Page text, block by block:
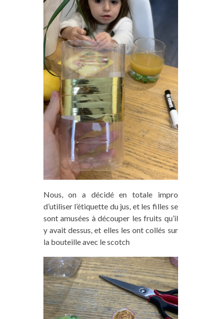
Nous, on a décidé en totale impro
d’utiliser l’étiquette du jus, et les filles se
sont amusées à découper les fruits qu’il
y avait dessus, et elles les ont collés sur
la bouteille avec le scotch